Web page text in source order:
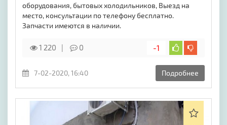
оборудования, бытовых холодильников, Выезд на
место, консультации по телефону бесплатно.
Запчасти имеются в наличии.
1 220 0 -1
7-02-2020, 16:40 Подробнее